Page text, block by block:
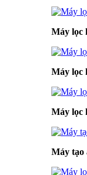
Máy lọc
Máy lọc
Máy lọc
Máy tạo